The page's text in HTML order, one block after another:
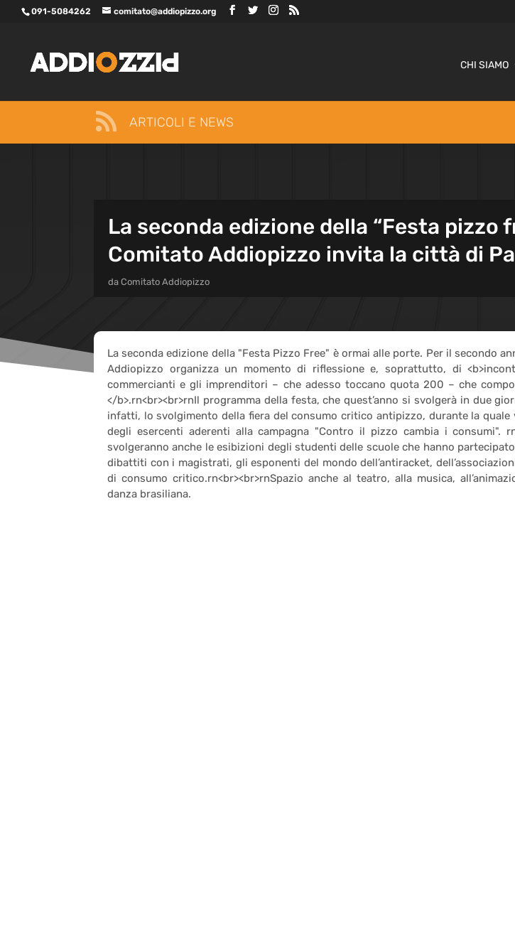
091-5084262 comitato@addiopizzo.org
CHI SIAMO
 ARTICOLI E NEWS
La seconda edizione della “Festa pizzo
Comitato Addiopizzo invita la città di
da Comitato Addiopizzo
La seconda edizione della "Festa Pizzo Free" è ormai alle porte. Per il secondo
Addiopizzo organizza un momento di riflessione e, soprattutto, di
commercianti e gli imprenditori – che adesso toccano quota 200 – che
</b>.rn<br><br>rnIl programma della festa, che quest’anno si svolgerà in due
infatti, lo svolgimento della fiera del consumo critico antipizzo, durante la
degli esercenti aderenti alla campagna "Contro il pizzo cambia i consumi".
svolgeranno anche le esibizioni degli studenti delle scuole che hanno
dibattiti con i magistrati, gli esponenti del mondo dell’antiracket,
di consumo critico.rn<br><br>rnSpazio anche al teatro, alla musica,
danza brasiliana.